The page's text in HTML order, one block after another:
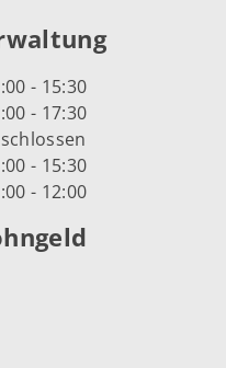
- 15:30
- 17:30
- 15:30
- 12:00